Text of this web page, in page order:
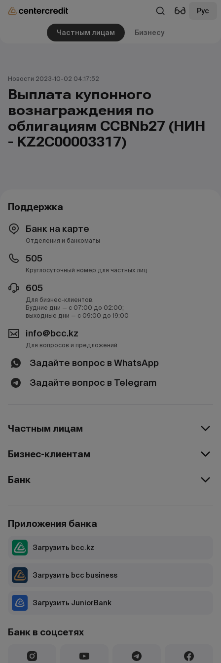
Рус
Частным лицам Бизнесу
Новости 2023-10-02 04:17:52
Выплата купонного
вознаграждения по
облигациям CCBNb27 (НИН
- KZ2C00003317)
Поддержка
Банк на карте
Отделения и банкоматы
505
Круглосуточный номер для частных лиц
605
Для бизнес-клиентов.
Будние дни — с 07:00 до 02:00;
выходные дни — с 09:00 до 19:00
info@bcc.kz
Для вопросов и предложений
Задайте вопрос в WhatsApp
Задайте вопрос в Telegram
Частным лицам
Бизнес-клиентам
Банк
Банк в соцсетях
Приложения банка
Загрузить bcc.kz
Загрузить bcc business
Загрузить JuniorBank